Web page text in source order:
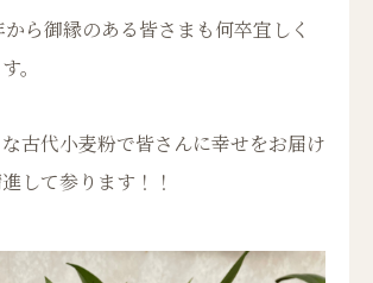
から御縁のある皆さまも何卒宜しく
。
古代小麦粉で皆さんに幸せをお届け
して参ります！！